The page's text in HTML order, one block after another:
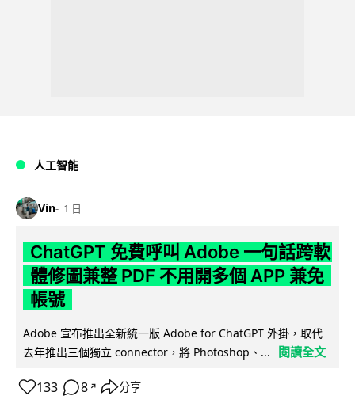
人工智能
Vin 1 日
ChatGPT 免費呼叫 Adobe 一句話跨軟
體修圖兼整 PDF 不用開多個 APP 兼免
帳號
Adobe 宣布推出全新統一版 Adobe for ChatGPT 外掛，取代
去年推出三個獨立 connector，將 Photoshop、...
閱讀全文
133 8 ↗ 分享